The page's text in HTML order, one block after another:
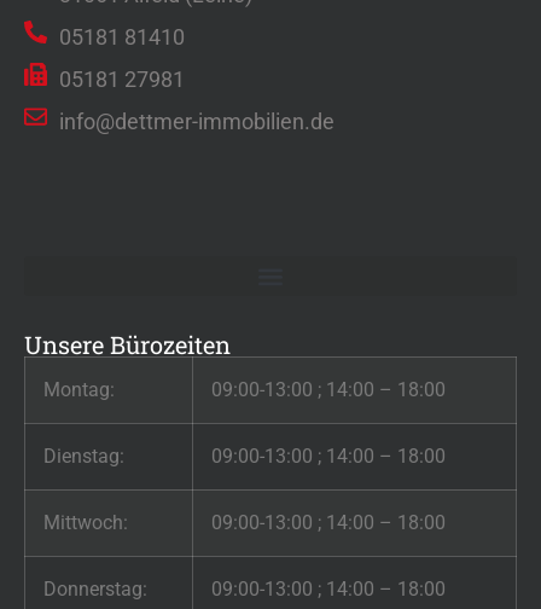
05181 81410
05181 27981
info@dettmer-immobilien.de
Unsere Bürozeiten
Montag: 09:00-13:00 ; 14:00 – 18:00
Dienstag: 09:00-13:00 ; 14:00 – 18:00
Mittwoch: 09:00-13:00 ; 14:00 – 18:00
Donnerstag: 09:00-13:00 ; 14:00 – 18:00